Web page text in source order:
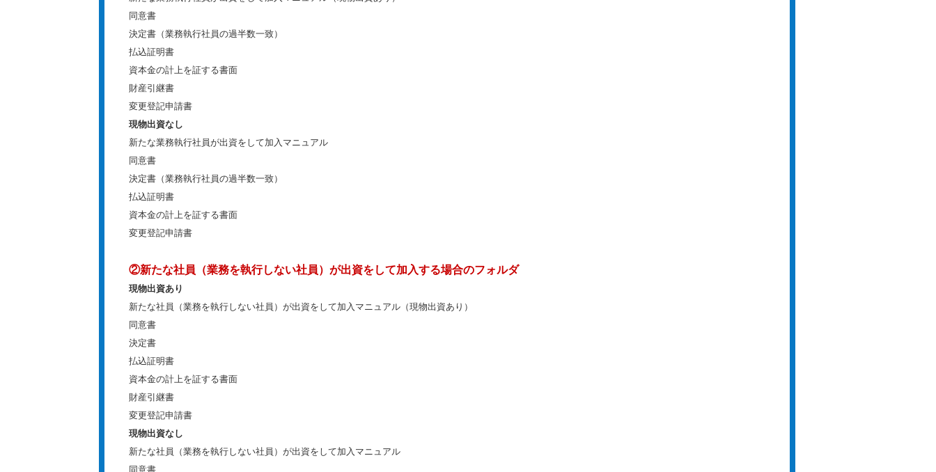
同意書
決定書（業務執行社員の過半数一致）
払込証明書
資本金の計上を証する書面
財産引継書
変更登記申請書
現物出資なし
新たな業務執行社員が出資をして加入マニュアル
同意書
決定書（業務執行社員の過半数一致）
払込証明書
資本金の計上を証する書面
変更登記申請書
②新たな社員（業務を執行しない社員）が出資をして加入する場合のフォルダ
現物出資あり
新たな社員（業務を執行しない社員）が出資をして加入マニュアル（現物出資あり）
同意書
決定書
払込証明書
資本金の計上を証する書面
財産引継書
変更登記申請書
現物出資なし
新たな社員（業務を執行しない社員）が出資をして加入マニュアル
同意書